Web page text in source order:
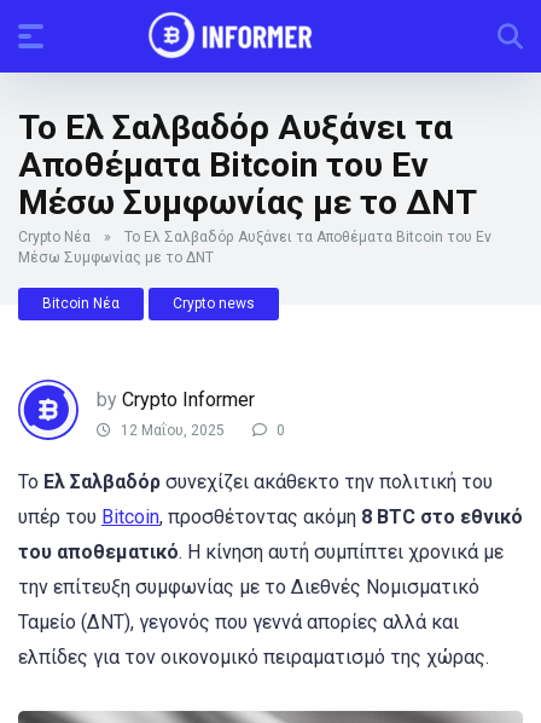
Το Ελ Σαλβαδόρ Αυξάνει τα
Αποθέματα Bitcoin του Εν
Μέσω Συμφωνίας με το ΔΝΤ
Crypto Νέα »
Το Ελ Σαλβαδόρ Αυξάνει τα Αποθέματα Bitcoin του Εν
Μέσω Συμφωνίας με το ΔΝΤ
Bitcoin Νέα Crypto news
by Crypto Informer
12 Μαΐου, 2025 0
Το Ελ Σαλβαδόρ συνεχίζει ακάθεκτο την πολιτική του
υπέρ του Bitcoin, προσθέτοντας ακόμη 8 BTC στο εθνικό
του αποθεματικό. Η κίνηση αυτή συμπίπτει χρονικά με
την επίτευξη συμφωνίας με το Διεθνές Νομισματικό
Ταμείο (ΔΝΤ), γεγονός που γεννά απορίες αλλά και
ελπίδες για τον οικονομικό πειραματισμό της χώρας.